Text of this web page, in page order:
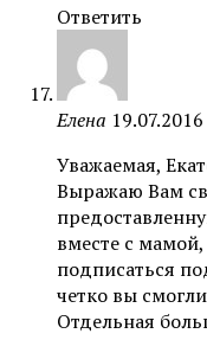
Ответить
Елена
Уважаемая,
Выражаю Вам
вместе с
подписаться
четко вы
Отдельная